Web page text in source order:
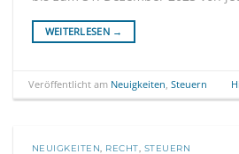
WEITERLESEN →
Veröffentlicht am Neuigkeiten Steuern
NEUIGKEITEN RECHT STEUERN